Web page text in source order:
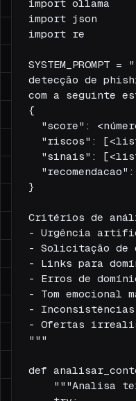
import ollama
import json
import re
detecção de
com a seguinte
{
"score":
"riscos":
"sinais":
}
Critérios de
- Urgência
- Solicitação de
- Links para
- Erros de
- Tom emocional
-
- Ofertas
"""
def
"""Analisa